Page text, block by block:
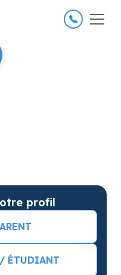
élèves satisfaits
profil
ÉTUDIANT